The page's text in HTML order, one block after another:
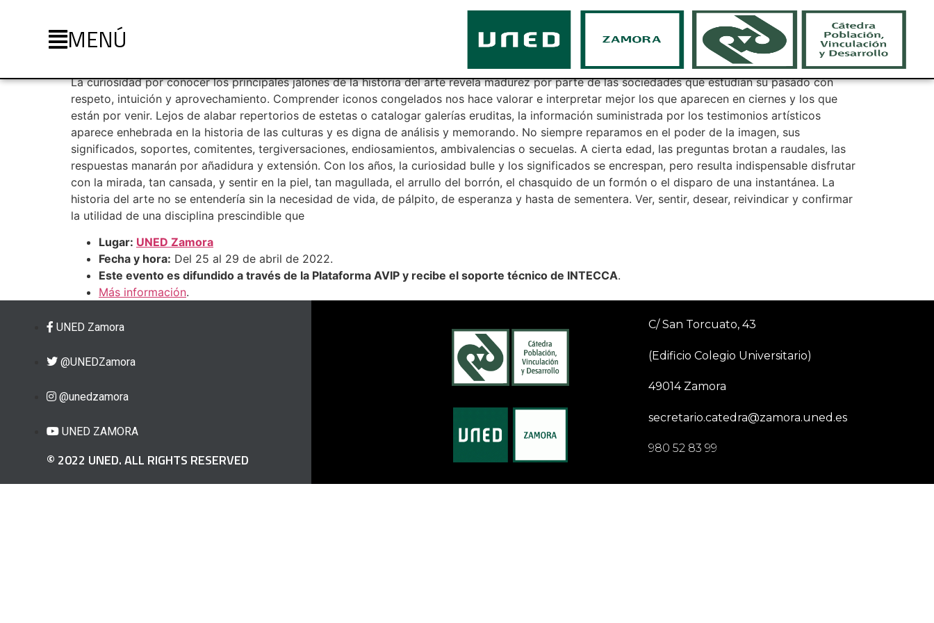
MENÚ
CURSO: Los espacios naturales que nos identifican
La curiosidad por conocer los principales jalones de la historia del arte revela madurez por parte de las sociedades que estudian su pasado con
respeto, intuición y aprovechamiento. Comprender iconos congelados nos hace valorar e interpretar mejor los que aparecen en ciernes y los que
están por venir. Lejos de alabar repertorios de estetas o catalogar galerías eruditas, la información suministrada por los testimonios artísticos
aparece enhebrada en la historia de las culturas y es digna de análisis y memorando. No siempre reparamos en el poder de la imagen, sus
significados, soportes, comitentes, tergiversaciones, endiosamientos, ambivalencias o secuelas. A cierta edad, las preguntas brotan a raudales, las
respuestas manarán por añadidura y extensión. Con los años, la curiosidad bulle y los significados se encrespan, pero resulta indispensable disfrutar
con la mirada, tan cansada, y sentir en la piel, tan magullada, el arrullo del borrón, el chasquido de un formón o el disparo de una instantánea. La
historia del arte no se entendería sin la necesidad de vida, de pálpito, de esperanza y hasta de sementera. Ver, sentir, desear, reivindicar y confirmar
la utilidad de una disciplina prescindible que
Lugar: UNED Zamora
Fecha y hora: Del 25 al 29 de abril de 2022.
Este evento es difundido a través de la Plataforma AVIP y recibe el soporte técnico de INTECCA.
Más información.
UNED Zamora
@UNEDZamora
@unedzamora
UNED ZAMORA
© 2022 UNED. ALL RIGHTS RESERVED
C/ San Torcuato, 43
(Edificio Colegio Universitario)
49014 Zamora
secretario.catedra@zamora.uned.es
980 52 83 99